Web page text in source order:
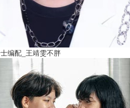
编配_王靖雯不胖